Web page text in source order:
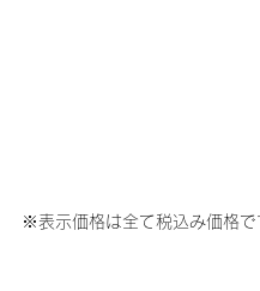
※表示価格は全て税込み価格で